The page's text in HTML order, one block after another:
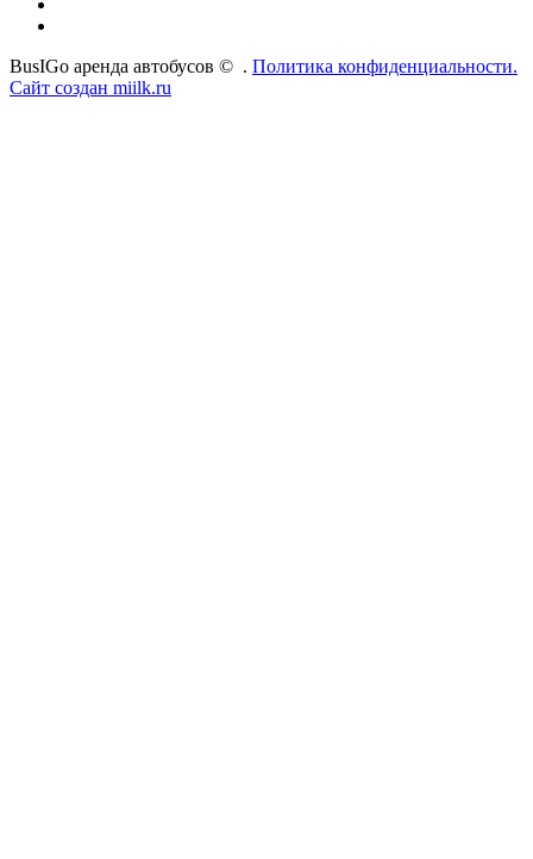
BusIGo аренда автобусов © . Политика конфиденциальности.
Сайт создан miilk.ru